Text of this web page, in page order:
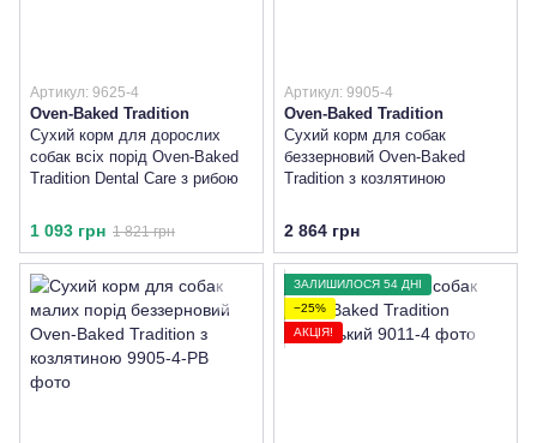
Артикул: 9625-4
Oven-Baked Tradition
Сухий корм для дорослих
собак всіх порід Oven-Baked
Tradition Dental Care з рибою
1 093 грн 1 821 грн
Артикул: 9905-4
Oven-Baked Tradition
Сухий корм для собак
беззерновий Oven-Baked
Tradition з козлятиною
2 864 грн
ЗАЛИШИЛОСЯ 54 ДНІ
−25%
АКЦІЯ!